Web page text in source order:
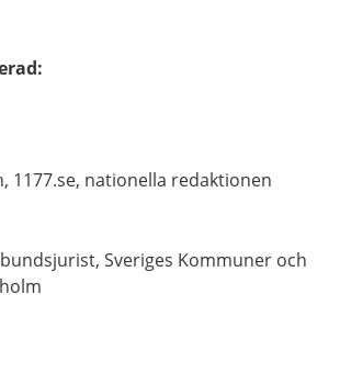
:
1177.se, nationella redaktionen
Sveriges Kommuner och